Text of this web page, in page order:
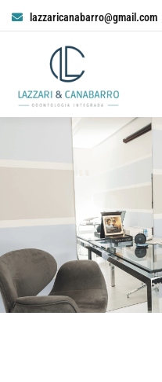
lazzaricanabarro@gmail.com